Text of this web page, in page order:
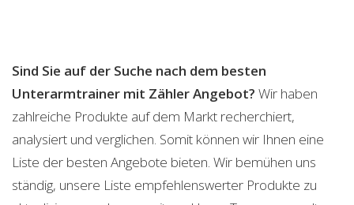
Sind Sie auf der Suche nach dem besten
Unterarmtrainer mit ZählerAngebot? Wir haben
zahlreiche Produkte auf dem Markt recherchiert,
analysiert und verglichen. Somit können wir Ihnen eine
Liste der besten Angebote bieten. Wir bemühen uns
ständig, unsere Liste empfehlenswerter Produkte zu